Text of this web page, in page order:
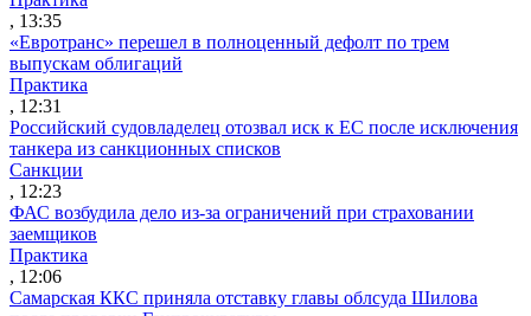
, 13:35
«Евротранс» перешел в полноценный дефолт по трем
выпускам облигаций
Практика
, 12:31
Российский судовладелец отозвал иск к ЕС после исключения
танкера из санкционных списков
Санкции
, 12:23
ФАС возбудила дело из-за ограничений при страховании
заемщиков
Практика
, 12:06
Самарская ККС приняла отставку главы облсуда Шилова